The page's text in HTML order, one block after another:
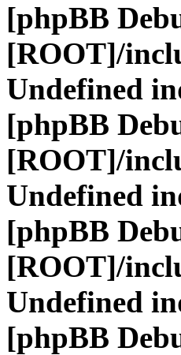
[phpBB
[ROOT]/
Undefined
[phpBB
[ROOT]/
Undefined
[phpBB
[ROOT]/
Undefined
[phpBB